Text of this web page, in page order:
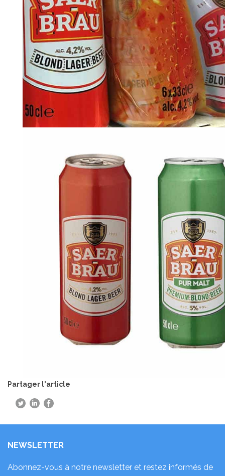
Partager l'article
NEWSLETTER
Abonnez-vous à notre newsletter et restez informés de